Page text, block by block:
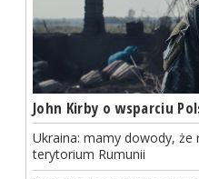
John Kirby o wsparciu
Ukraina: mamy dowody, że
terytorium Rumunii